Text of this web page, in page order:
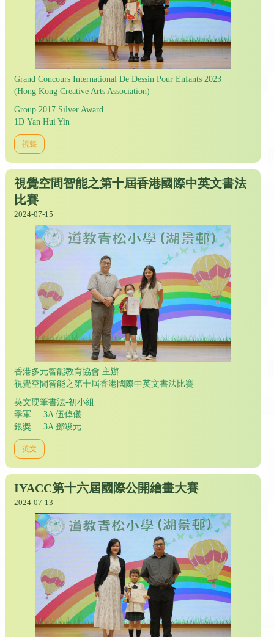
Grand Concours International De Dessin Pour Enfants 2023
(Hong Kong Creative Arts Association)
Group 2017 Silver Award
1D Yan Hui Yin
視藝
視覺空間智能之第十屆香港國際中英文書法
比賽
2024-07-15
香港多元智能教育協會 主辦
視覺空間智能之第十屆香港國際中英文書法比賽
英文硬筆書法-初小組
季軍 3A 伍倬儀
銀獎 3A 鄧竣元
英文
IYACC第十六屆國際公開繪畫大賽
2024-07-13